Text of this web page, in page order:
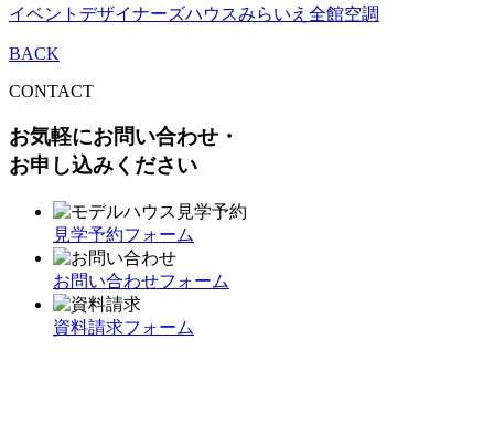
イベント デザイナーズハウスみらいえ 全館空調
BACK
CONTACT
お気軽にお問い合わせ・
お申し込みください
見学予約フォーム
お問い合わせフォーム
資料請求フォーム